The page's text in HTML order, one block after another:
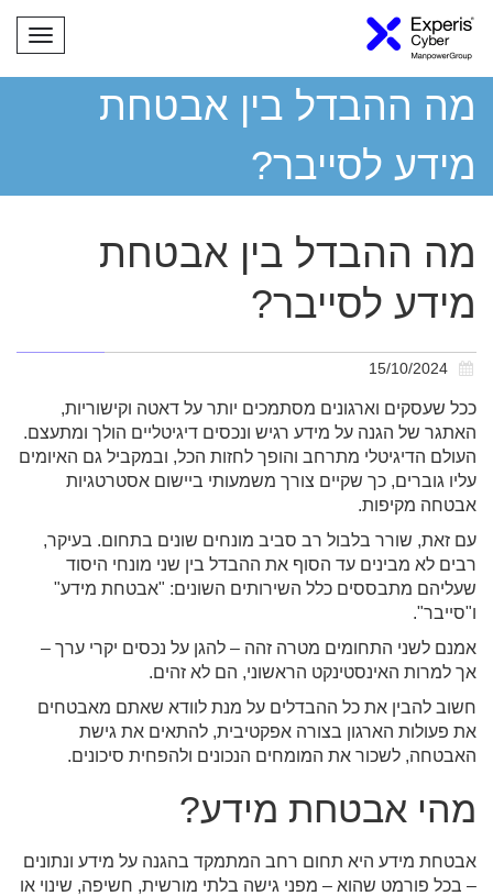
מה ההבדל בין אבטחת
מידע לסייבר?
מה ההבדל בין אבטחת
מידע לסייבר?
ככל שעסקים וארגונים מסתמכים יותר על דאטה וקישוריות,
האתגר של הגנה על מידע רגיש ונכסים דיגיטליים הולך ומתעצם.
העולם הדיגיטלי מתרחב והופך לחזות הכל, ובמקביל גם האיומים
עליו גוברים, כך שקיים צורך משמעותי ביישום אסטרטגיות
אבטחה מקיפות.
עם זאת, שורר בלבול רב סביב מונחים שונים בתחום. בעיקר,
רבים לא מבינים עד הסוף את ההבדל בין שני מונחי היסוד
שעליהם מתבססים כלל השירותים השונים: "אבטחת מידע"
ו"סייבר".
אמנם לשני התחומים מטרה זהה – להגן על נכסים יקרי ערך –
אך למרות האינסטינקט הראשוני, הם לא זהים.
חשוב להבין את כל ההבדלים על מנת לוודא שאתם מאבטחים
את פעולות הארגון בצורה אפקטיבית, להתאים את גישת
האבטחה, לשכור את המומחים הנכונים ולהפחית סיכונים.
מהי אבטחת מידע?
אבטחת מידע היא תחום רחב המתמקד בהגנה על מידע ונתונים
– בכל פורמט שהוא – מפני גישה בלתי מורשית, חשיפה, שינוי או